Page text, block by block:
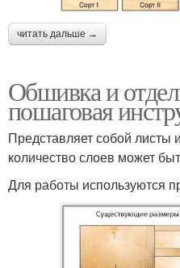
читать дальше →
Обшивка и
пошаговая
Представляет собой листы
количество слоев может
Для работы используются